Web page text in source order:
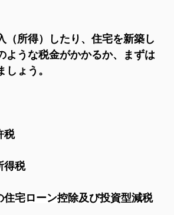
（所得）したり、住宅を新築し
ような税金がかかるか、まずは
ょう。
税
得税
住宅ローン控除及び投資型減税